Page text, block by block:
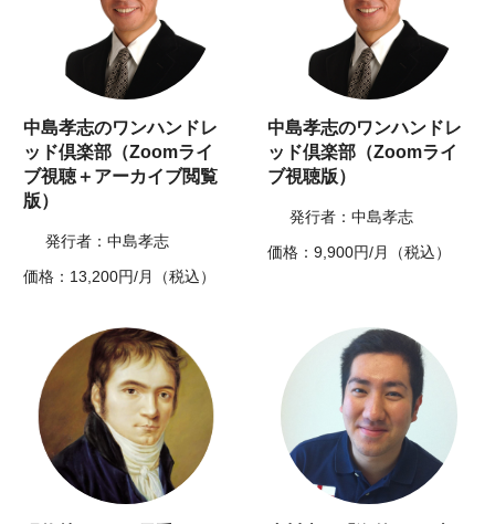
中島孝志のワンハンドレ
ッド倶楽部（Zoomライ
ブ視聴＋アーカイブ閲覧
版）
発行者：中島孝志
価格：13,200円/月（税込）
中島孝志のワンハンドレ
ッド倶楽部（Zoomライ
ブ視聴版）
発行者：中島孝志
価格：9,900円/月（税込）